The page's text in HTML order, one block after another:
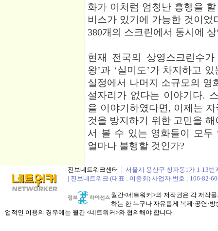
화가 이처럼 엄청난 흥행을
비스가 있기에 가능한 것이
380개의 스크린에서 동시에
현재 전국의 상영스크린수
왕’과 ‘실미도’가 차지하고
실정에서 나머지 소규모의 영
설자리가 없다는 이야기다.
을 이야기하였다면, 이제는
것을 방지하기 위한 고민을
서 볼 수 있는 영화들이 모두
얼마나 불행할 것인가?
진보네트워크센터
│ 서울시 용산구 청파동1가 1-13
| 진보네트워크 (대표 : 이종회) 사업자 번호 : 106-82-
월간<네트워커>의 저작권은 각 저작
하는 한 누구나 자유롭게 복제·공연·
업적인 이용의 경우에는 월간 <네트워커>와 협의해야 합니다.